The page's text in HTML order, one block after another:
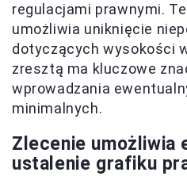
regulacjami prawnymi.
umożliwia uniknięcie
dotyczących wysokości
zresztą ma kluczowe
wprowadzania
minimalnych.
Zlecenie umożliwia
ustalenie grafiku